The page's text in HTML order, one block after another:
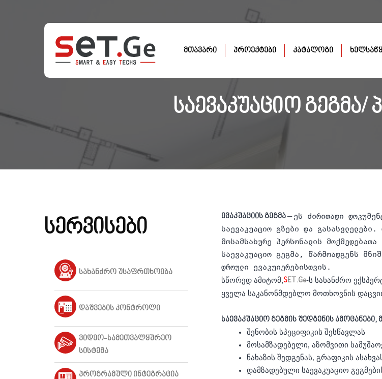
მთავარი პროექტები კატალოგი
საევაკუაციო
სერვისები
სახანძრო უსაფრთხოება
დაშვების კონტროლი
ვიდეო-სამეთვალყურეო
სისტემა
პროგრამული ინტეგრაცია
ევაკუაციის გეგმა–ეს ძირითადი
საევაკუაციო გზები და
მოსამსახურე პერსონალის მოქმედებათა
საევაკუაციო გეგმა, წარმოადგენს
დროული ევაკუიერებისთვის.
სწორედ ამიტომ,SET.Ge-ს სახანძრო
ყველა საკანონმდებლო მოთხოვნის
საევაკუაციო გეგმის შედგენის ამოცანები,
შენობის სპეციფიკის შესწავლას
მოსამზადებელი, აზომვითი
ნახაზის შედგენას, გრაფიკის
დამზადებული საევაკუაციო